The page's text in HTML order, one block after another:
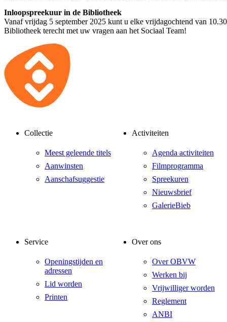
Inloopspreekuur in de Bibliotheek
Vanaf vrijdag 5 september 2025 kunt u elke vrijdagochtend van
Bibliotheek terecht met uw vragen aan het Sociaal Team!
Collectie
Meest geleende titels
Aanwinsten
Aanschafsuggestie
Activiteiten
Agenda activiteiten
Filmprogramma
Spreekuren
Nieuwsbrief
GalerieBieb
Service
Openingstijden en
adressen
Lid worden
Printen
Over ons
Over OBVW
Werken bij
Vrijwilliger worden
Reglement
ANBI